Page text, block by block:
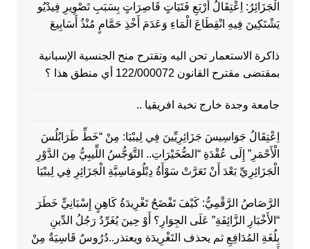
الْجَزَائِرُ: اِعْتِقَالُ أَرْبَعِ فَتَيَاتٍ قَاصِرَاتٍ بِسَبَبِ تَصْوِيرِ فِيدْيُو
يَشْتَكِينَ فِيهِ انْقِطَاعَ الْمَاءِ وَعَدَمَ أَخْذِ حَمَّامٍ مُنْذُ أَسَابِيعَ
ذاكرة الاستعمار تحن اليه وتقترح منح الجنسية الإسبانية
بمقتضى مقترح القانون 122/000072 أي منطق هذا ؟
جامعة وجدة خارج نخبة افريقيا ..
اِعْتِقَالُ جَوَاسِيسَ جَزَائِرِيِّينَ فِي لِيبْيَا: مِنْ “خَطِّ طَرَابُلُسَ
الْأَحْمَرِ” إِلَى عُقْدَةِ “الصُّخَيْرَاتِ.. التَّوَجُّسُ اللِّيبِيُّ مِنَ الدَّوْرِ
الْجَزَائِرِيِّ بَعْدَ أَنْ تَعَرَّتْ سَوْأَةُ دِبْلُومَاسِيَّةِ الْجَزَائِرِ فِي لِيبْيَا
الرَّصَاصُ الرَّقْمِيُّ: كَيْفَ تَفْضَحُ تَغْرِيدَةُ كَاهِنٍ إِسْبَانِيٍّ خَطَرَ
“الأَخْبَارِ الزَّائِفَةِ” عَلَى الجِوَارِ؟ أَوْ حِينَ يُغَرِّدُ رَجُلُ الدِّينِ
بِلُغَةِ المُدَافِعِ ثم يحذف التَغْرِيدَة ويعتذر..دُرُوسٌ قَاسِيَةٌ مِنْ